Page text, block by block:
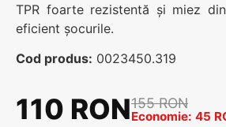
TPR foarte rezistentă și miez
eficient șocurile.
Cod produs: 0023450.319
110 RON155 RON
Economie: 45